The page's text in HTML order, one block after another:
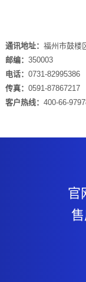
通讯地址： 福州市鼓楼
邮编： 350003
电话： 0731-82995386
传真： 0591-87867217
客户热线： 400-66-
官